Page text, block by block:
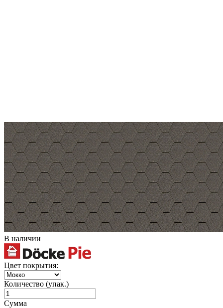
В наличии
Цвет покрытия:
Количество (упак.)
Сумма